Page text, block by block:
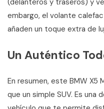
embargo, el volante
añaden un toque extra de
Un Auténtico
En resumen, este BMW
que un simple SUV. Es una